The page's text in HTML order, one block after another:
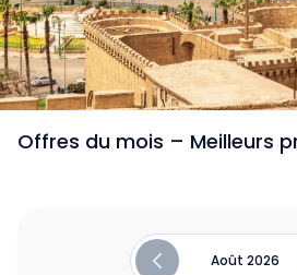
/Vols de Roumanie vers Le
Offres du mois – Meilleurs
Août 2026